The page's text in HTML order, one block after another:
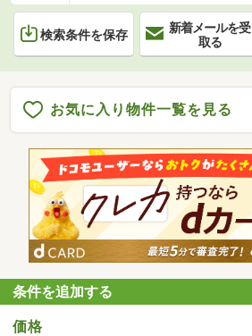
検索条件を保存
新着メールを受
取る
お気に入り物件一覧を見る
条件を追加する
価格